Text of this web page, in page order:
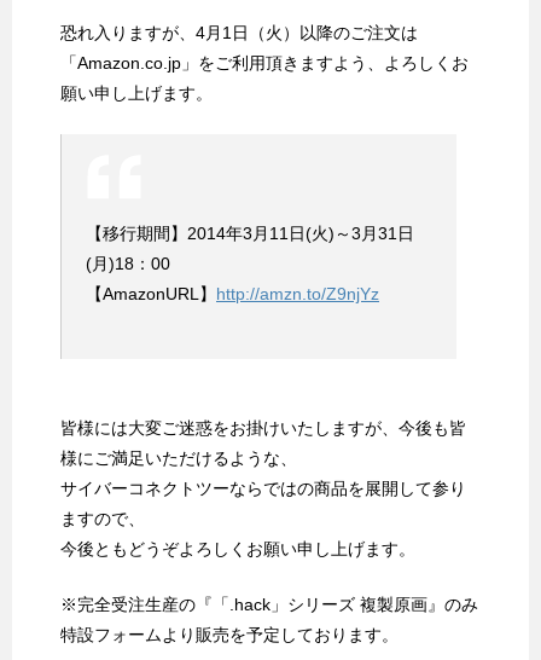
恐れ入りますが、4月1日（火）以降のご注文は
「Amazon.co.jp」をご利用頂きますよう、よろしくお
願い申し上げます。
【移行期間】2014年3月11日(火)～3月31日
(月)18：00
【AmazonURL】 http://amzn.to/Z9njYz
皆様には大変ご迷惑をお掛けいたしますが、今後も皆
様にご満足いただけるような、
サイバーコネクトツーならではの商品を展開して参り
ますので、
今後ともどうぞよろしくお願い申し上げます。
※完全受注生産の『「.hack」シリーズ 複製原画』のみ
特設フォームより販売を予定しております。